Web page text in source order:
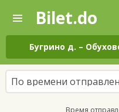
—
Поиск
и
покупка
билетов
на
автобус
онлайн
Bilet.do
Бугрино д. –
По времени
Время